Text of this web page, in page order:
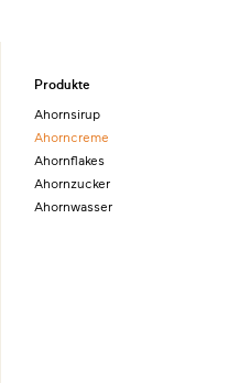
Produkte
Ahornsirup
Ahorncreme
Ahornflakes
Ahornzucker
Ahornwasser